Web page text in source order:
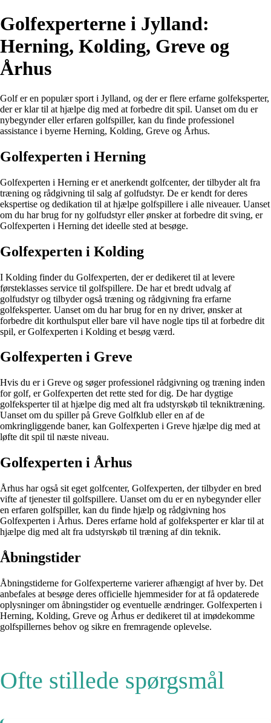
Golfexperterne i Jylland:
Herning, Kolding, Greve og
Århus
Golf er en populær sport i Jylland, og der er flere erfarne golfeksperter,
der er klar til at hjælpe dig med at forbedre dit spil. Uanset om du er
nybegynder eller erfaren golfspiller, kan du finde professionel
assistance i byerne Herning, Kolding, Greve og Århus.
Golfexperten i Herning
Golfexperten i Herning er et anerkendt golfcenter, der tilbyder alt fra
træning og rådgivning til salg af golfudstyr. De er kendt for deres
ekspertise og dedikation til at hjælpe golfspillere i alle niveauer. Uanset
om du har brug for ny golfudstyr eller ønsker at forbedre dit sving, er
Golfexperten i Herning det ideelle sted at besøge.
Golfexperten i Kolding
I Kolding finder du Golfexperten, der er dedikeret til at levere
førsteklasses service til golfspillere. De har et bredt udvalg af
golfudstyr og tilbyder også træning og rådgivning fra erfarne
golfeksperter. Uanset om du har brug for en ny driver, ønsker at
forbedre dit korthulsput eller bare vil have nogle tips til at forbedre dit
spil, er Golfexperten i Kolding et besøg værd.
Golfexperten i Greve
Hvis du er i Greve og søger professionel rådgivning og træning inden
for golf, er Golfexperten det rette sted for dig. De har dygtige
golfeksperter til at hjælpe dig med alt fra udstyrskøb til tekniktræning.
Uanset om du spiller på Greve Golfklub eller en af de
omkringliggende baner, kan Golfexperten i Greve hjælpe dig med at
løfte dit spil til næste niveau.
Golfexperten i Århus
Århus har også sit eget golfcenter, Golfexperten, der tilbyder en bred
vifte af tjenester til golfspillere. Uanset om du er en nybegynder eller
en erfaren golfspiller, kan du finde hjælp og rådgivning hos
Golfexperten i Århus. Deres erfarne hold af golfeksperter er klar til at
hjælpe dig med alt fra udstyrskøb til træning af din teknik.
Åbningstider
Åbningstiderne for Golfexperterne varierer afhængigt af hver by. Det
anbefales at besøge deres officielle hjemmesider for at få opdaterede
oplysninger om åbningstider og eventuelle ændringer. Golfexperten i
Herning, Kolding, Greve og Århus er dedikeret til at imødekomme
golfspillernes behov og sikre en fremragende oplevelse.
Ofte stillede spørgsmål